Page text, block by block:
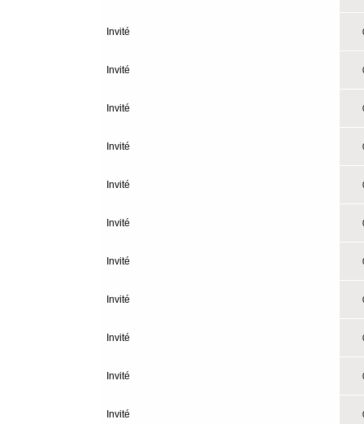
Invité
Invité
Invité
Invité
Invité
Invité
Invité
Invité
Invité
Invité
Invité